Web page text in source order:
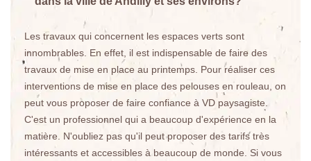
Les travaux qui concernent les espaces verts sont
innombrables. En effet, il est indispensable de faire des
travaux de mise en place au printemps. Pour réaliser ces
interventions de mise en place des pelouses en rouleau, on
peut vous proposer de faire confiance à VD paysagiste.
C'est un professionnel qui a beaucoup d'expérience en la
matière. N'oubliez pas qu'il peut proposer des tarifs très
intéressants et accessibles à beaucoup de monde. Si vous